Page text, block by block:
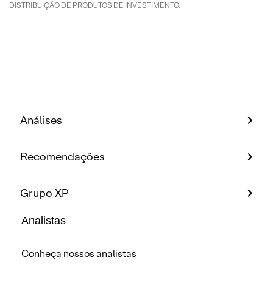
DISTRIBUIÇÃO DE PRODUTOS DE INVESTIMENTO.
Análises
Recomendações
Grupo XP
Analistas
Conheça nossos analistas